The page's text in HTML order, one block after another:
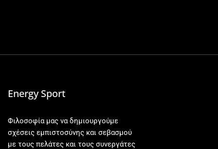
Energy Sport
Φιλοσοφία μας να δημιουργούμε
σχέσεις εμπιστοσύνης και σεβασμού
με τους πελάτες και τους συνεργάτες